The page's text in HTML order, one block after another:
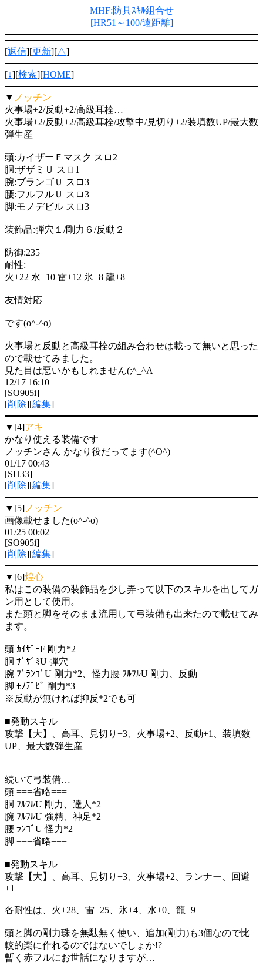
MHF:防具ｽｷﾙ組合せ
[HR51～100/遠距離]
[返信][更新][△]
[↓][検索][HOME]
▼ ノッチン
火事場+2/反動+2/高級耳栓…
火事場+2/反動+2/高級耳栓/攻撃中/見切り+2/装填数UP/最大数
弾生産
頭:カイザーＦマスク スロ2
胴:ザザミＵ スロ1
腕:ブランゴＵ スロ3
腰:フルフルＵ スロ3
脚:モノデビル スロ3
装飾品:弾穴１/剛力６/反動２
防御:235
耐性:
火+22 水+10 雷+12 氷+8 龍+8
友情対応
です(o^-^o)
火事場と反動と高級耳栓の組み合わせは載って無いと思った
ので載せてみました。
見た目は悪いかもしれません(;^_^A
12/17 16:10
[SO905i]
[削除][編集]
▼[4]アキ
かなり使える装備です
ノッチンさん かなり役だってます(^O^)
01/17 00:43
[SH33]
[削除][編集]
▼[5] ノッチン
画像載せました(o^-^o)
01/25 00:02
[SO905i]
[削除][編集]
▼[6]煌心
私はこの装備の装飾品を少し弄って以下のスキルを出してガ
ン用として使用。
また頭と脚をそのまま流用して弓装備も出来たので載せてみ
ます。
頭 ｶｲｻﾞｰF 剛力*2
胴 ｻﾞｻﾞﾐU 弾穴
腕 ﾌﾞﾗﾝｺﾞU 剛力*2、怪力腰 ﾌﾙﾌﾙU 剛力、反動
脚 ﾓﾉﾃﾞﾋﾞ 剛力*3
※反動が無ければ抑反*2でも可
■発動スキル
攻撃【大】、高耳、見切り+3、火事場+2、反動+1、装填数
UP、最大数弾生産
続いて弓装備…
頭 ===省略===
胴 ﾌﾙﾌﾙU 剛力、達人*2
腕 ﾌﾙﾌﾙU 強精、神足*2
腰 ﾗﾝｺﾞU 怪力*2
脚 ===省略===
■発動スキル
攻撃【大】、高耳、見切り+3、火事場+2、ランナー、回避
+1
各耐性は、火+28、雷+25、氷+4、水±0、龍+9
頭と脚の剛力珠を無駄無く使い、追加(剛力)も3個なので比
較的楽に作れるのではないでしょか!?
暫く赤フルにお世話になりますが…